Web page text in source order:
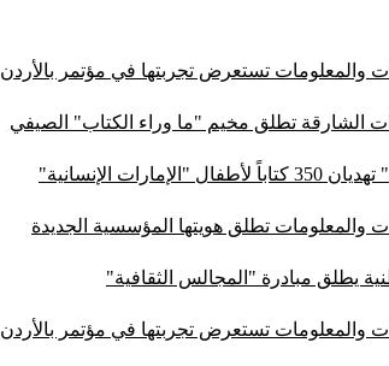
والمعلومات تستعرض تجربتها في مؤتمر بالأردن
الشارقة تطلق مخيم "ما وراء الكتاب" الصيفي
الإنسانية"
والمعلومات تطلق هويتها المؤسسية الجديدة
يطلق مبادرة "المجالس الثقافية"
والمعلومات تستعرض تجربتها في مؤتمر بالأردن